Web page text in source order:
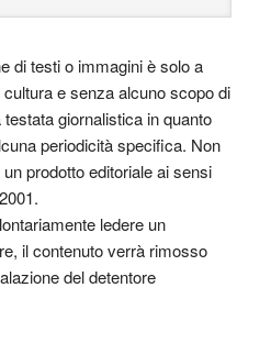
di testi o immagini è solo a
e senza alcuno scopo di
giornalistica in quanto
periodicità specifica. Non
prodotto editoriale ai sensi
ledere un
il contenuto verrà rimosso
del detentore